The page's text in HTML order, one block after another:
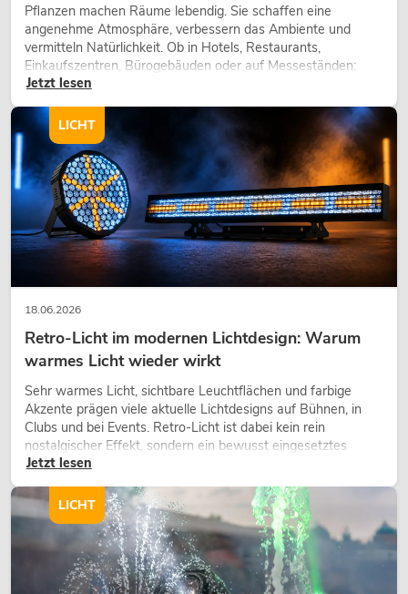
Pflanzen machen Räume lebendig. Sie schaffen eine
angenehme Atmosphäre, verbessern das Ambiente und
vermitteln Natürlichkeit. Ob in Hotels, Restaurants,
Einkaufszentren, Bürogebäuden oder auf Messeständen:
eine hochwertige Begrünung gehört heute längst zum
Jetzt lesen
18.06.2026
Retro-Licht im modernen Lichtdesign: Warum
warmes Licht wieder wirkt
Sehr warmes Licht, sichtbare Leuchtflächen und farbige
Akzente prägen viele aktuelle Lichtdesigns auf Bühnen, in
Clubs und bei Events. Retro-Licht ist dabei kein rein
nostalgischer Effekt, sondern ein bewusst eingesetztes
Gestaltungsmittel: Es schafft Atmosphäre, gibt Szenen
wirken lassen.
Jetzt lesen
LICHT
LICHT